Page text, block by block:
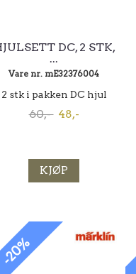
DC, 2 STK,
...
Vare nr. mE32376004
2 stk i pakken DC hjul
60,- 48,-
KJØP